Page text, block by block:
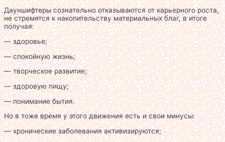
Дауншифтеры сознательно отказываются от карьерного роста,
не стремятся к накопительству материальных благ, в итоге
получая:
— здоровье;
— спокойную жизнь;
— творческое развитие;
— здоровую пищу;
— понимание бытия.
Но в тоже время у этого движения есть и свои минусы:
— хронические заболевания активизируются;